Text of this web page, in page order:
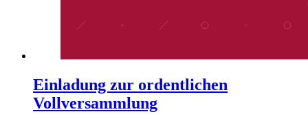
Einladung zur ordentlichen
Vollversammlung